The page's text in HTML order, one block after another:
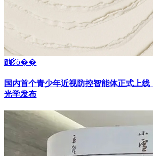
�鿴ȫ��
国内首个青少年近视防控智能体正式上线
光学发布